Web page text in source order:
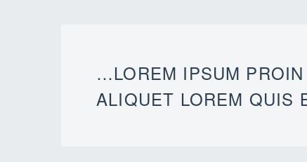
…LOREM IPSUM
ALIQUET LOREM QUIS